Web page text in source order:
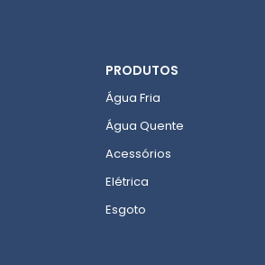
PRODUTOS
Água Fria
Água Quente
Acessórios
Elétrica
Esgoto